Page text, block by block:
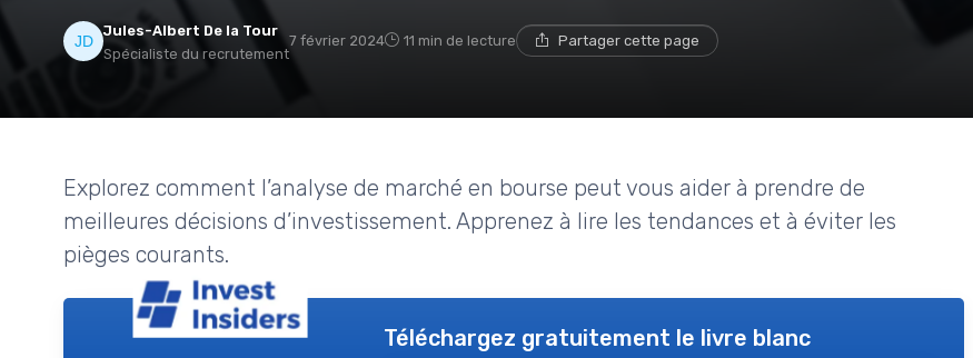
Jules-Albert De la Tour
Spécialiste du recrutement
7 février 2024 11 min de lecture Partager cette page
Explorez comment l’analyse de marché en bourse peut vous aider à prendre de
meilleures décisions d’investissement. Apprenez à lire les tendances et à éviter les
pièges courants.
Téléchargez gratuitement le livre blanc